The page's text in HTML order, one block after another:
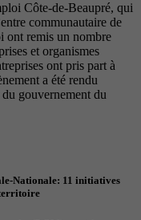
Côte-de-Beaupré, qui
communautaire de
ont remis un nombre
et organismes
ont pris part à
a été rendu
gouvernement du
Nationale: 11 initiatives
territoire